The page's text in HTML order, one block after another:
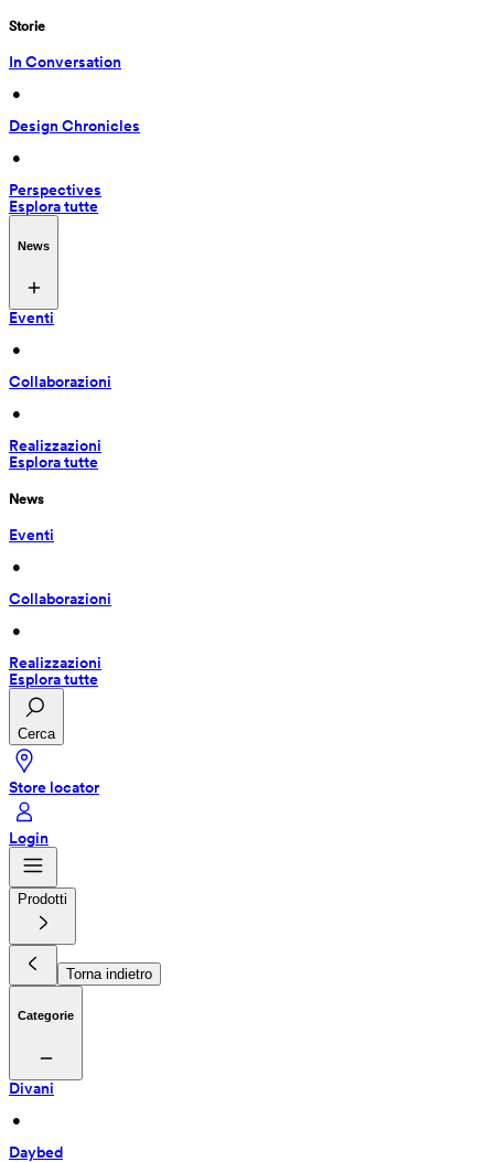
Storie
In Conversation
•
Design Chronicles
•
Perspectives
Esplora tutte
News
Eventi
•
Collaborazioni
•
Realizzazioni
Esplora tutte
News
Eventi
•
Collaborazioni
•
Realizzazioni
Esplora tutte
Cerca
Store locator
Login
Prodotti
Torna indietro
Categorie
Divani
•
Daybed